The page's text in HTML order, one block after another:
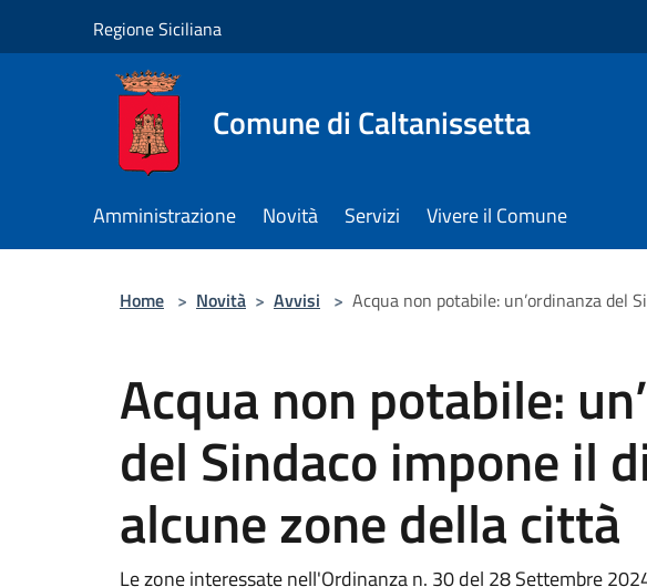
Regione Siciliana
Comune di Caltanissetta
Amministrazione Novità Servizi Vivere il Comune
Home > Novità > Avvisi > Acqua non potabile: un’ordinanza del
Acqua non potabile:
del Sindaco impone il
alcune zone della città
Le zone interessate nell'Ordinanza n. 30 del 28 Settembre